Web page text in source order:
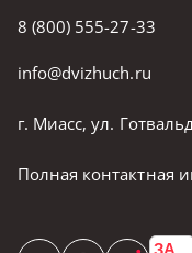
8 (800) 555-27-33
info@dvizhuch.ru
г. Миасс, ул.
Полная контактная